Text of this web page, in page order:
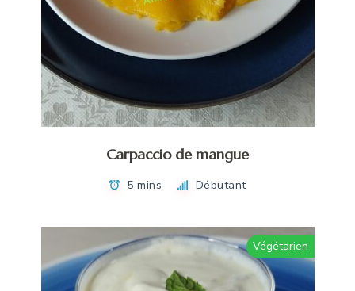
Carpaccio de mangue
5 mins Débutant
Végétarien